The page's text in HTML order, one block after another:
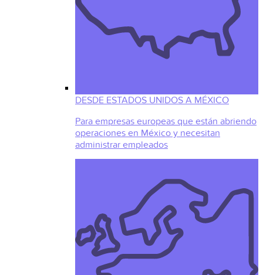
DESDE ESTADOS UNIDOS A MÉXICO
Para empresas europeas que están abriendo
operaciones en México y necesitan
administrar empleados